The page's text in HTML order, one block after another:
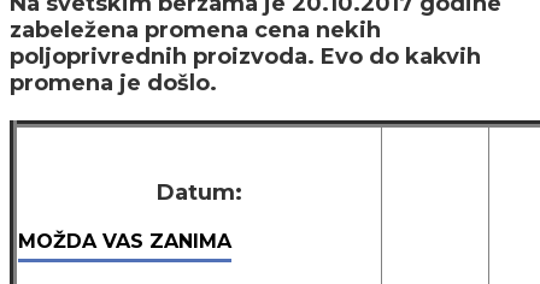
zabeležena promena cena nekih
poljoprivrednih proizvoda. Evo do kakvih
promena je došlo.
Datum:
MOŽDA VAS ZANIMA